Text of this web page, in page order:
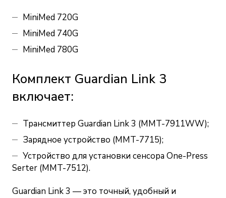
MiniMed 720G
MiniMed 740G
MiniMed 780G
Комплект Guardian Link 3
включает:
Трансмиттер Guardian Link 3 (MMT-7911WW);
Зарядное устройство (MMT-7715);
Устройство для установки сенсора One-Press
Serter (MMT-7512).
Guardian Link 3 — это точный, удобный и